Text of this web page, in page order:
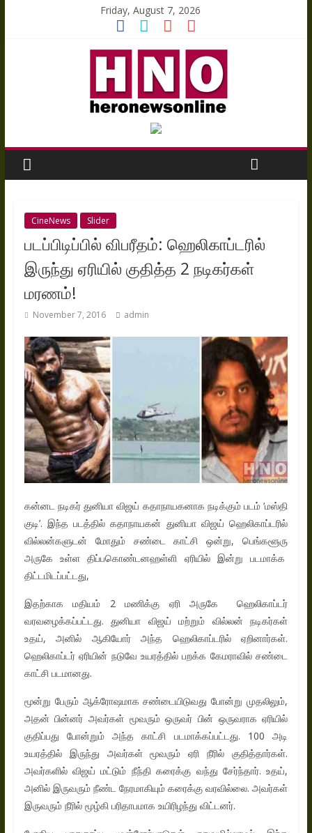
Friday, August 7, 2026
CineNews Slider
படப்பிடிப்பில் விபரீதம்: ஹெலிகாப்டரில்
இருந்து ஏரியில் குதித்த 2 நடிகர்கள்
மரணம்!
November 7, 2016 admin
கன்னட நடிகர் துனியா விஜய் கதாநாயகனாக நடிக்கும் படம் ‘மஸ்தி
குடி’. இந்த படத்தில் கதாநாயகன் துனியா விஜய் ஹெலிகாப்டரில்
வில்லன்களுடன் மோதும் சண்டை காட்சி ஒன்று, பெங்களூரு
அருகே உள்ள திப்பகொண்டனஹள்ளி ஏரியில் இன்று படமாக்க
திட்டமிடப்பட்டது,
இதற்காக மதியம் 2 மணிக்கு ஏரி அருகே ஹெலிகாப்டர்
வரவழைக்கப்பட்டது. துனியா விஜய் மற்றும் வில்லன் நடிகர்கள்
உதய், அனில் ஆகியோர் அந்த ஹெலிகாப்டரில் ஏறினார்கள்.
ஹெலிகாப்டர் ஏரியின் நடுவே உயரத்தில் பறக்க கேமராவில் சண்டை
காட்சி படமானது.
மூன்று பேரும் ஆக்ரோஷமாக சண்டையிடுவது போன்று முதலிலும்,
அதன் பின்னர் அவர்கள் மூவரும் ஒருவர் பின் ஒருவராக ஏரியில்
குதிப்பது போன்றும் அந்த காட்சி படமாக்கப்பட்டது. 100 அடி
உயரத்தில் இருந்து அவர்கள் மூவரும் ஏரி நீரில் குதித்தார்கள்.
அவர்களில் விஜய் மட்டும் நீந்தி கரைக்கு வந்து சேர்ந்தார். உதய்,
அனில் இருவரும் நீண்ட நேரமாகியும் கரைக்கு வரவில்லை. அவர்கள்
இருவரும் நீரில் மூழ்கி பரிதாபமாக உயிரிழந்து விட்டனர்.